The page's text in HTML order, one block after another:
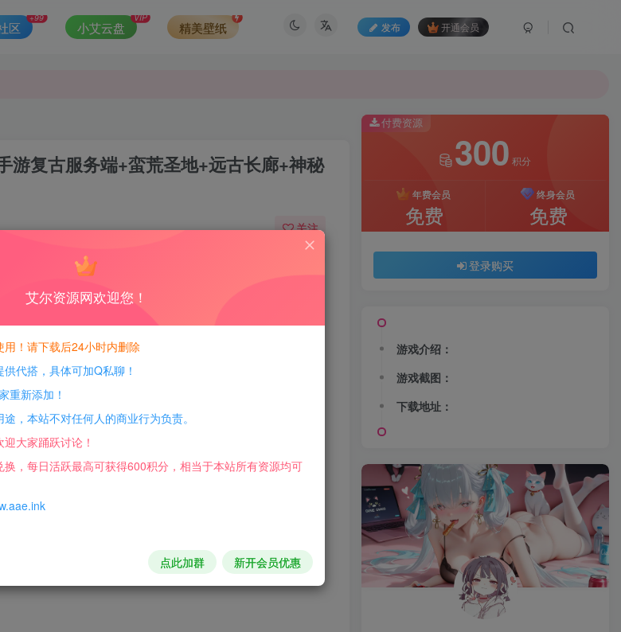
发布 开通会员
区
+99
小艾云盘
VIP
精美壁纸
QQ466107887进行删除处理。
游复古服务端+蛮荒圣地+远古长廊+神秘
关注
文件夹
间填刚填注册机里的IP和时间｝
付费资源
300 积分
年费会员
免费
终身会员
免费
登录购买
游戏介绍：
游戏截图：
下载地址：
艾尔资源网欢迎您！
！请下载后24小时内删除
代搭，具体可加Q私聊！
重新添加！
，本站不对任何人的商业行为负责。
大家踊跃讨论！
，每日活跃最高可获得600积分，相当于本站所有资源均可
点此加群 新开会员优惠